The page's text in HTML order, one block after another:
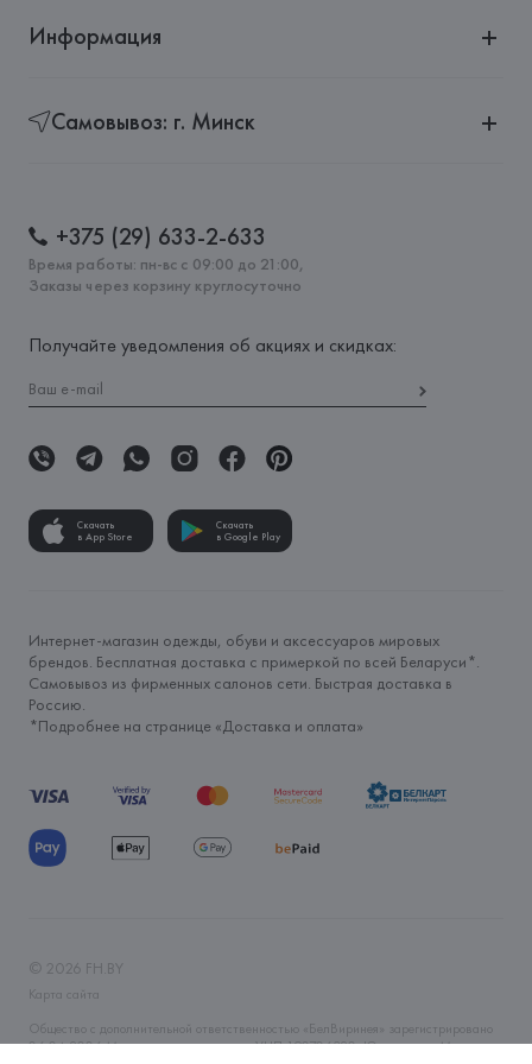
Информация
Самовывоз: г. Минск
+375 (29) 633-2-633
Время работы: пн-вс с 09:00 до 21:00,
Заказы через корзину круглосуточно
Получайте уведомления об акциях и скидках:
Скачать
в App Store
Скачать
в Google Play
Интернет-магазин одежды, обуви и аксессуаров мировых
брендов. Бесплатная доставка с примеркой по всей Беларуси*.
Самовывоз из фирменных салонов сети. Быстрая доставка в
Россию.
*Подробнее на странице «Доставка и оплата»
© 2026 FH.BY
Карта сайта
Общество с дополнительной ответственностью «БелВиринея» зарегистрировано
06.04.2006 Минским горисполкомом. УНП 190706320. Юр.адрес: г. Минск, ул.